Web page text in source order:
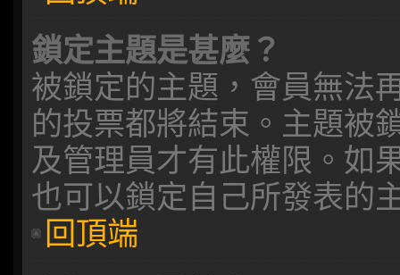
鎖定主題是甚麼？
被鎖定的主題，會員無法
的投票都將結束。主題被
及管理員才有此權限。如
也可以鎖定自己所發表的
回頂端